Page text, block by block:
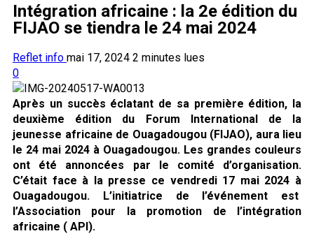
Intégration africaine : la 2e édition du
FIJAO se tiendra le 24 mai 2024
Reflet info mai 17, 2024 2 minutes lues
0
Après un succès éclatant de sa première édition, la
deuxième édition du Forum International de la
jeunesse africaine de Ouagadougou (FIJAO), aura lieu
le 24 mai 2024 à Ouagadougou. Les grandes couleurs
ont été annoncées par le comité d’organisation.
C’était face à la presse ce vendredi 17 mai 2024 à
Ouagadougou. L’initiatrice de l’événement est
l’Association pour la promotion de l’intégration
africaine ( API).